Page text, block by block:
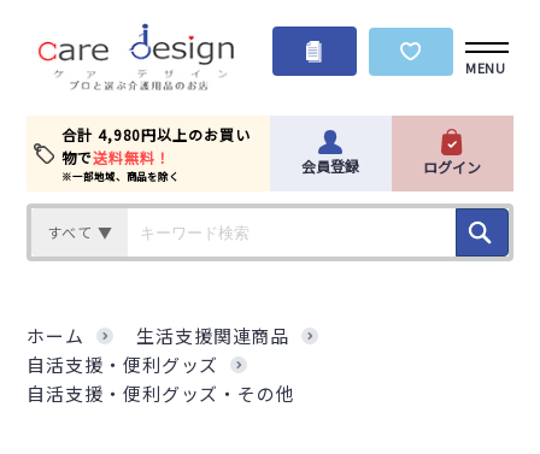
MENU
合計 4,980円以上のお買い
物で送料無料！
※一部地域、商品を除く 会員登録 ログイン
すべて ▼
ホーム
生活支援関連商品
自活支援・便利グッズ
自活支援・便利グッズ・その他